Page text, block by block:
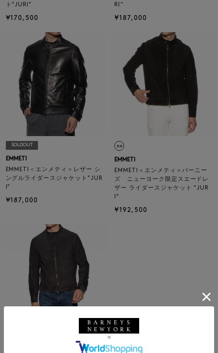
ト"JURI"
¥170,500
RI“
¥187,000
SOLDOUT
EMMETI
EMMETI＜エンメティ＞レザー シ
ングルライダースジャケット"JUR
I"
¥187,000
EMMETI
EMMETI＜エンメティ＞バーニー
ズ ニューヨーク限定スエードレ
ザー ライダースジャケット "JUR
I"
¥192,500